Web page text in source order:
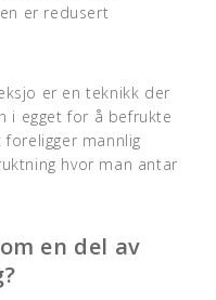
er redusert
er en teknikk der
i egget for å befrukte
mannlig
hvor man antar
en del av